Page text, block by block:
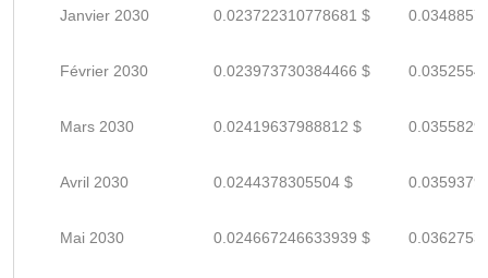
Janvier 2030 0.023722310778681 $
Février 2030 0.023973730384466 $
Mars 2030 0.02419637988812 $
Avril 2030 0.0244378305504 $
Mai 2030 0.024667246633939 $